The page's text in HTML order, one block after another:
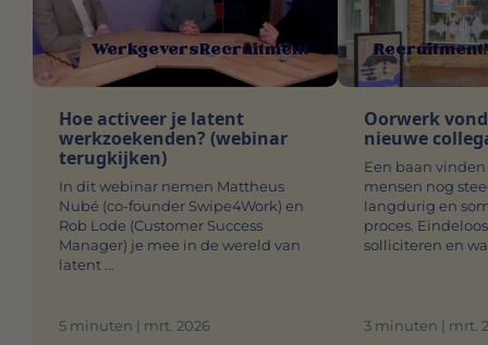
WerkgeversRecruitment
Hoe activeer je latent
werkzoekenden? (webinar
terugkijken)
In dit webinar nemen Mattheus
Nubé (co-founder Swipe4Work) en
Rob Lode (Customer Success
Manager) je mee in de wereld van
latent …
5 minuten | mrt. 2026
Recruitment
Oorwerk
nieuwe
Een baan
mensen nog
langdurig en
proces.
solliciteren en
3 minuten | mrt.